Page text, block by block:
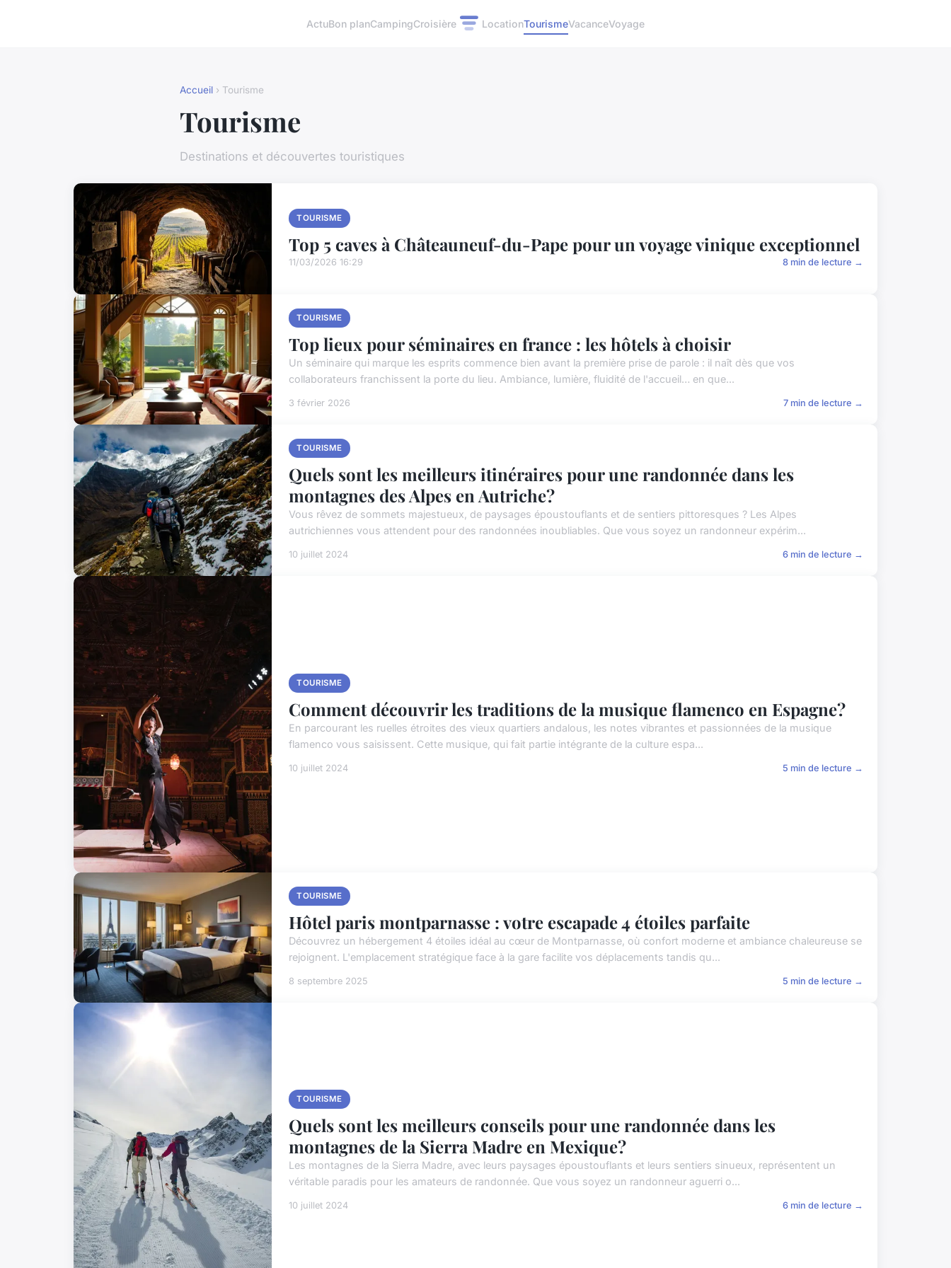
ActuBon planCampingCroisière LocationTourismeVacanceVoyage
Accueil › Tourisme
Tourisme
Destinations et découvertes touristiques
TOURISME
Top 5 caves à Châteauneuf-du-Pape pour un voyage vinique exceptionnel
11/03/2026 16:29 8 min de lecture →
TOURISME
Top lieux pour séminaires en france : les hôtels à choisir
Un séminaire qui marque les esprits commence bien avant la première prise de parole : il naît dès que vos
collaborateurs franchissent la porte du lieu. Ambiance, lumière, fluidité de l'accueil… en que...
3 février 2026 7 min de lecture →
TOURISME
Quels sont les meilleurs itinéraires pour une randonnée dans les
montagnes des Alpes en Autriche?
Vous rêvez de sommets majestueux, de paysages époustouflants et de sentiers pittoresques ? Les Alpes
autrichiennes vous attendent pour des randonnées inoubliables. Que vous soyez un randonneur expérim...
10 juillet 2024 6 min de lecture →
TOURISME
Comment découvrir les traditions de la musique flamenco en Espagne?
En parcourant les ruelles étroites des vieux quartiers andalous, les notes vibrantes et passionnées de la musique
flamenco vous saisissent. Cette musique, qui fait partie intégrante de la culture espa...
10 juillet 2024 5 min de lecture →
TOURISME
Hôtel paris montparnasse : votre escapade 4 étoiles parfaite
Découvrez un hébergement 4 étoiles idéal au cœur de Montparnasse, où confort moderne et ambiance chaleureuse se
rejoignent. L'emplacement stratégique face à la gare facilite vos déplacements tandis qu...
8 septembre 2025 5 min de lecture →
TOURISME
Quels sont les meilleurs conseils pour une randonnée dans les
montagnes de la Sierra Madre en Mexique?
Les montagnes de la Sierra Madre, avec leurs paysages époustouflants et leurs sentiers sinueux, représentent un
véritable paradis pour les amateurs de randonnée. Que vous soyez un randonneur aguerri o...
10 juillet 2024 6 min de lecture →